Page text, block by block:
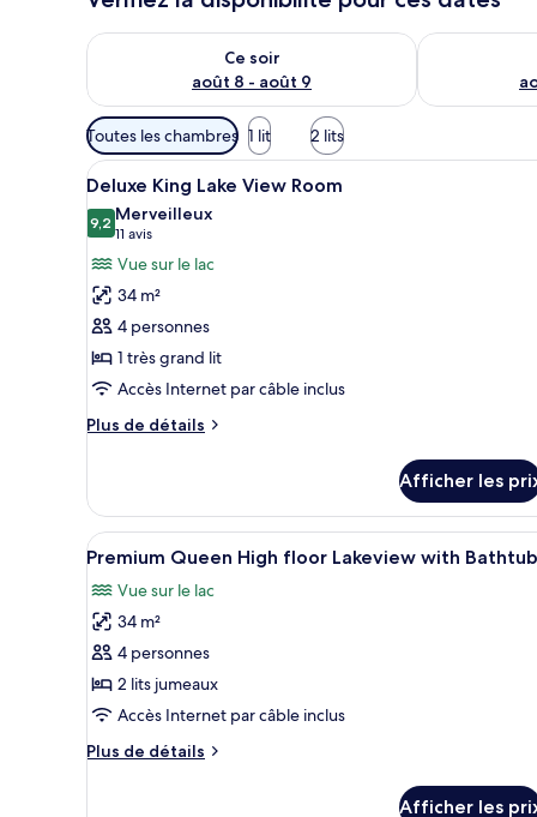
Ce soir
août 8 - août 9
Vérifier la disponibilité pour ce soir août 8 - août 9
Vérifier la
Filtres
disponibles
pour
les
chambres
Toutes les chambres 1 lit 2 lits
Afficher
toutes
les
photos
pour
ce
type
de
chambre :
Deluxe
View
Room
Une chambre d’hôtel avec
2
Deluxe King Lake View Room
9,29,2 sur 10
Merveilleux
11 avis
(11 avis)
Vue sur le lac
34 m²
4 personnes
1 très grand lit
Accès Internet par câble inclus
Plus de détails
Plus
Deluxe
King
Lake
Room
Afficher les
Afficher
toutes
les
photos
pour
ce
type
chambre :
Une chambre d’hôtel
2
Premium Queen High floor Lakeview with Bathtub
Vue sur le lac
34 m²
4 personnes
2 lits jumeaux
Accès Internet par câble inclus
Plus de détails
Plus
Afficher les